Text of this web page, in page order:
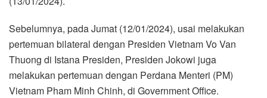
Sebelumnya, pada Jumat (12/01/2024), usai melakukan
pertemuan bilateral dengan Presiden Vietnam Vo Van
Thuong di Istana Presiden, Presiden Jokowi juga
melakukan pertemuan dengan Perdana Menteri (PM)
Vietnam Pham Minh Chinh, di Government Office.